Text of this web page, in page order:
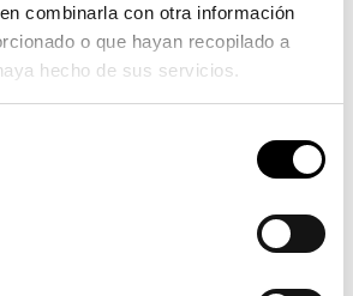
combinarla con otra información
o que hayan recopilado a
hecho de sus servicios.